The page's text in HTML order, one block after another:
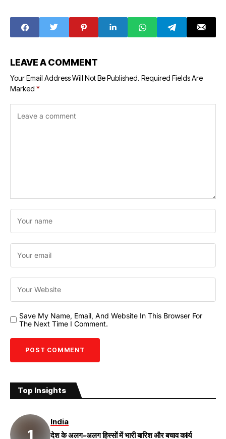
LEAVE A COMMENT
Your Email Address Will Not Be Published. Required Fields Are
Marked *
Save My Name, Email, And Website In This Browser For
The Next Time I Comment.
Top Insights
India
देश के अलग-अलग हिस्सों में भारी बारिश और बचाव कIर्य